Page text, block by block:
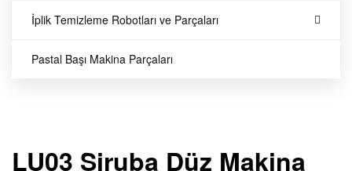
ğİplik Temizleme Robotları ve Parçaları
Pastal Başı Makina Parçaları
LU03 Siruba Düz Makina